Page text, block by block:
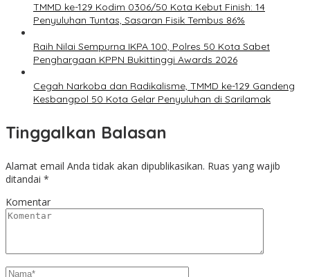
TMMD ke-129 Kodim 0306/50 Kota Kebut Finish: 14
Penyuluhan Tuntas, Sasaran Fisik Tembus 86%
Raih Nilai Sempurna IKPA 100, Polres 50 Kota Sabet
Penghargaan KPPN Bukittinggi Awards 2026
Cegah Narkoba dan Radikalisme, TMMD ke-129 Gandeng
Kesbangpol 50 Kota Gelar Penyuluhan di Sarilamak
Tinggalkan Balasan
Alamat email Anda tidak akan dipublikasikan. Ruas yang wajib
ditandai *
Komentar